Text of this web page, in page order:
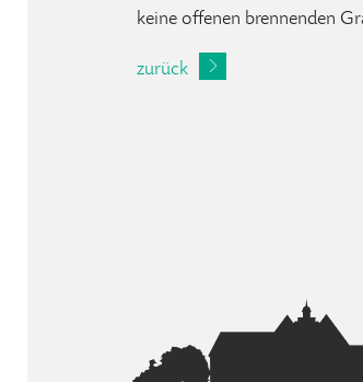
keine offenen brennenden
zurück